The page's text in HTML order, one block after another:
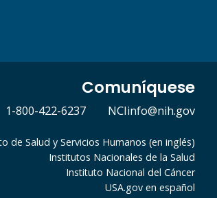
Comuníquese
1-800-422-6237 NCIinfo@nih.gov
de Salud y Servicios Humanos (en inglés)
Institutos Nacionales de la Salud
Instituto Nacional del Cáncer
USA.gov en español